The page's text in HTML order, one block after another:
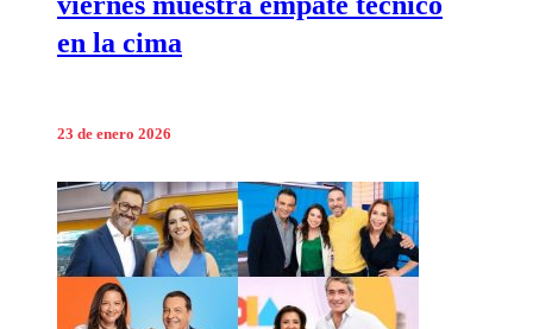
en la cima
23 de enero 2026